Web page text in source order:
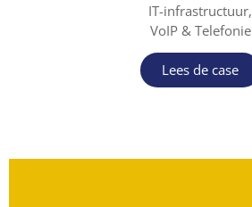
IT-infrastructuur,
VoIP & Telefonie
Lees de case